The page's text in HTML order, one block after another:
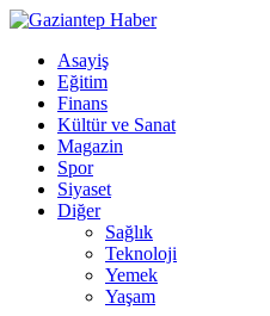
Asayiş
Eğitim
Finans
Kültür ve Sanat
Magazin
Spor
Siyaset
Diğer
Sağlık
Teknoloji
Yemek
Yaşam